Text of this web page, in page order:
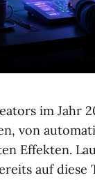
im Jahr
von
Effekten.
auf diese